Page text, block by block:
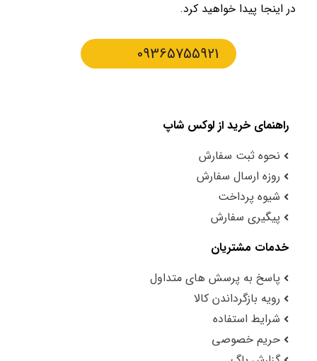
در اینجا پیدا خواهید کرد.
09365755921
راهنمای خرید از لوکس شاپ
نحوه ثبت سفارش
روزه ارسال سفارش
شیوه پرداخت
پیگیری سفارش
خدمات مشتریان
پاسخ به پرسش های متداول
رویه بازگرداندن کالا
شرایط استفاده
حریم خصوصی